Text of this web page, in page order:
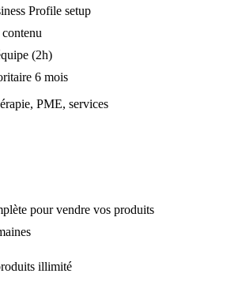
Profile setup
(2h)
6 mois
PME, services
pour vendre vos produits
illimité